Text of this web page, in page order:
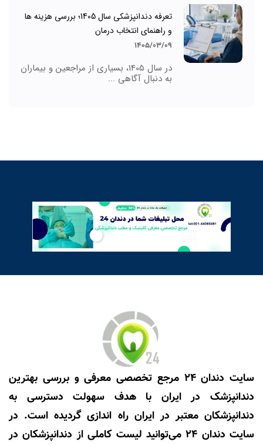
تعرفه دندانپزشکی سال 1405؛ بررسی هزینه ها
و راهنمای انتخاب درمان
1405/03/09
در سال 1405، بسیاری از مراجعین و بیماران
به دنبال آگاهی ...
سایت دندان 24 مرجع تخصصی معرفی و بررسی بهترین
دندانپزشک در ایران با هدف سهولت دسترسی به
دندانپزشکان معتبر در ایران راه اندازی گردیده است. در
سایت دندان 24 می‌توانید لیست کاملی از دندانپزشکان در